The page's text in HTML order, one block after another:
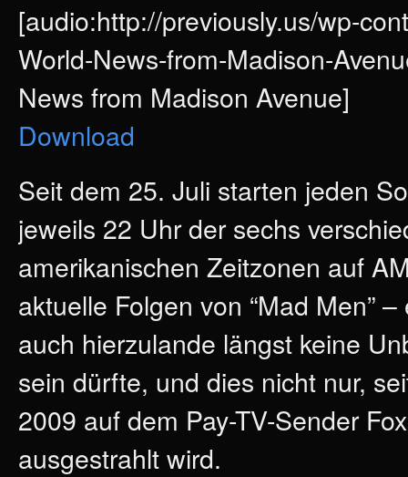
[audio:http://previously.us/wp-
World-News-from-Madison-
News from Madison Avenue]
Download
Seit dem 25. Juli starten jeden
jeweils 22 Uhr der sechs
amerikanischen Zeitzonen auf
aktuelle Folgen von “Mad Men”
auch hierzulande längst keine
sein dürfte, und dies nicht nur,
2009 auf dem Pay-TV-Sender
ausgestrahlt wird.